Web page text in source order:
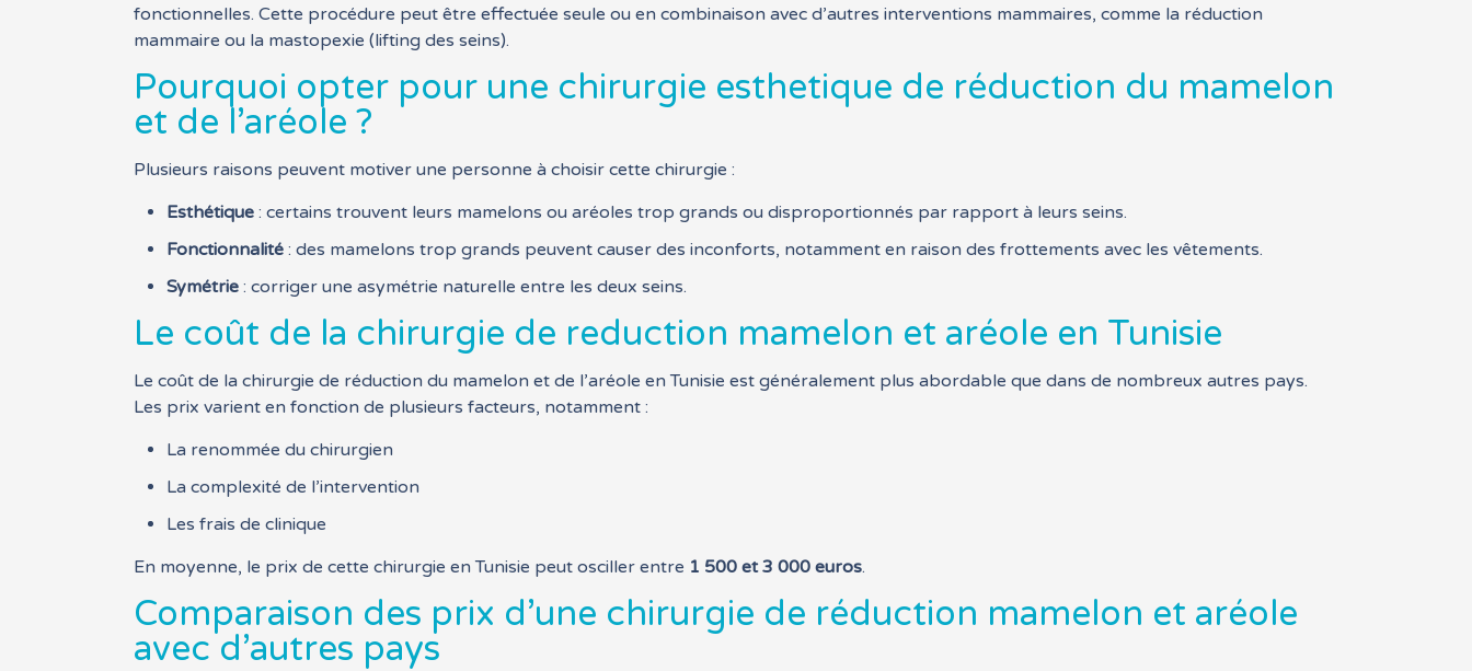
fonctionnelles. Cette procédure peut être effectuée seule ou en combinaison avec d’autres interventions mammaires, comme la réduction
mammaire ou la mastopexie (lifting des seins).
Pourquoi opter pour une chirurgie esthetique de réduction du mamelon
et de l’aréole ?
Plusieurs raisons peuvent motiver une personne à choisir cette chirurgie :
Esthétique : certains trouvent leurs mamelons ou aréoles trop grands ou disproportionnés par rapport à leurs seins.
Fonctionnalité : des mamelons trop grands peuvent causer des inconforts, notamment en raison des frottements avec les vêtements.
Symétrie : corriger une asymétrie naturelle entre les deux seins.
Le coût de la chirurgie de reduction mamelon et aréole en Tunisie
Le coût de la chirurgie de réduction du mamelon et de l’aréole en Tunisie est généralement plus abordable que dans de nombreux autres pays.
Les prix varient en fonction de plusieurs facteurs, notamment :
La renommée du chirurgien
La complexité de l’intervention
Les frais de clinique
En moyenne, le prix de cette chirurgie en Tunisie peut osciller entre 1 500 et 3 000 euros.
Comparaison des prix d’une chirurgie de réduction mamelon et aréole
avec d’autres pays